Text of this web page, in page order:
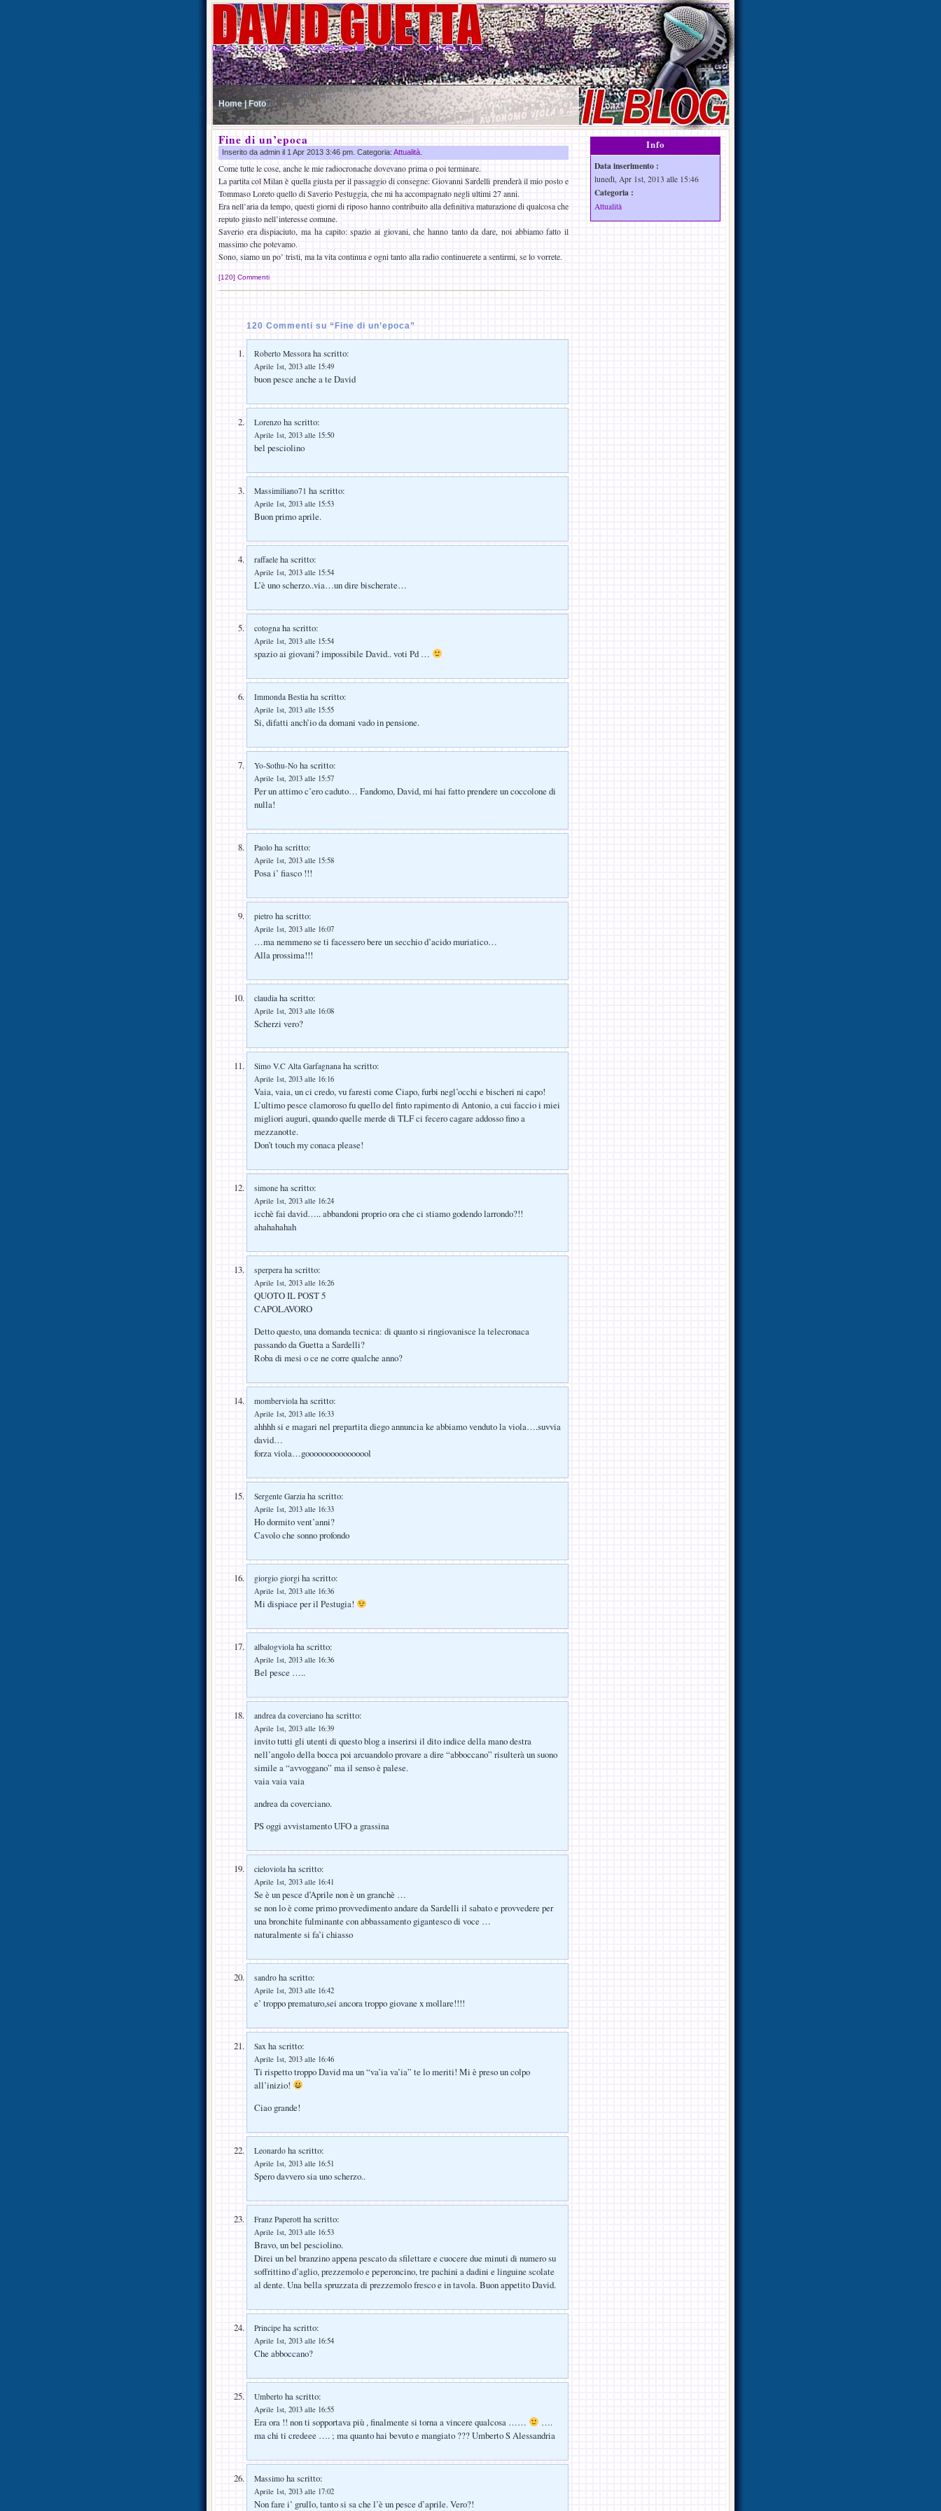
Home | Foto
Fine di un’epoca
Inserito da admin il 1 Apr 2013 3:46 pm. Categoria: Attualità
Come tutte le cose, anche le mie radiocronache dovevano prima o poi terminare.
La partita col Milan è quella giusta per il passaggio di consegne: Giovanni Sardelli prenderà il mio posto e
Tommaso Loreto quello di Saverio Pestuggia, che mi ha accompagnato negli ultimi 27 anni.
Era nell’aria da tempo, questi giorni di riposo hanno contribuito alla definitiva maturazione di qualcosa che
reputo giusto nell’interesse comune.
Saverio era dispiaciuto, ma ha capito: spazio ai giovani, che hanno tanto da dare, noi abbiamo fatto il
massimo che potevamo.
Sono, siamo un po’ tristi, ma la vita continua e ogni tanto alla radio continuerete a sentirmi, se lo vorrete.
[120] Commenti
120 Commenti su “Fine di un’epoca”
Roberto Messora ha scritto:
Aprile 1st, 2013 alle 15:49
buon pesce anche a te David
Lorenzo ha scritto:
Aprile 1st, 2013 alle 15:50
bel pesciolino
Massimiliano71 ha scritto:
Aprile 1st, 2013 alle 15:53
Buon primo aprile.
raffaele ha scritto:
Aprile 1st, 2013 alle 15:54
L’è uno scherzo..via…un dire bischerate…
cotogna ha scritto:
Aprile 1st, 2013 alle 15:54
spazio ai giovani? impossibile David.. voti Pd …
Immonda Bestia ha scritto:
Aprile 1st, 2013 alle 15:55
Si, difatti anch’io da domani vado in pensione.
Yo-Sothu-No ha scritto:
Aprile 1st, 2013 alle 15:57
Per un attimo c’ero caduto… Fandomo, David, mi hai fatto prendere un coccolone di
nulla!
Paolo ha scritto:
Aprile 1st, 2013 alle 15:58
Posa i’ fiasco !!!
pietro ha scritto:
Aprile 1st, 2013 alle 16:07
…ma nemmeno se ti facessero bere un secchio d’acido muriatico…
Alla prossima!!!
claudia ha scritto:
Aprile 1st, 2013 alle 16:08
Scherzi vero?
Simo V.C Alta Garfagnana ha scritto:
Aprile 1st, 2013 alle 16:16
Vaia, vaia, un ci credo, vu faresti come Ciapo, furbi negl’occhi e bischeri ni capo!
L’ultimo pesce clamoroso fu quello del finto rapimento di Antonio, a cui faccio i miei
migliori auguri, quando quelle merde di TLF ci fecero cagare addosso fino a
mezzanotte.
Don’t touch my conaca please!
simone ha scritto:
Aprile 1st, 2013 alle 16:24
icchè fai david….. abbandoni proprio ora che ci stiamo godendo larrondo?!!
ahahahahah
sperpera ha scritto:
Aprile 1st, 2013 alle 16:26
QUOTO IL POST 5
CAPOLAVORO
Detto questo, una domanda tecnica: di quanto si ringiovanisce la telecronaca
passando da Guetta a Sardelli?
Roba di mesi o ce ne corre qualche anno?
momberviola ha scritto:
Aprile 1st, 2013 alle 16:33
ahhhh si e magari nel prepartita diego annuncia ke abbiamo venduto la viola….suvvia
david…
forza viola…goooooooooooooool
Sergente Garzia ha scritto:
Aprile 1st, 2013 alle 16:33
Ho dormito vent’anni?
Cavolo che sonno profondo
giorgio giorgi ha scritto:
Aprile 1st, 2013 alle 16:36
Mi dispiace per il Pestugia!
albalogviola ha scritto:
Aprile 1st, 2013 alle 16:36
Bel pesce …..
andrea da coverciano ha scritto:
Aprile 1st, 2013 alle 16:39
invito tutti gli utenti di questo blog a inserirsi il dito indice della mano destra
nell’angolo della bocca poi arcuandolo provare a dire “abboccano” risulterà un suono
simile a “avvoggano” ma il senso è palese.
vaia vaia vaia
andrea da coverciano.
PS oggi avvistamento UFO a grassina
cieloviola ha scritto:
Aprile 1st, 2013 alle 16:41
Se è un pesce d’Aprile non è un granchè …
se non lo è come primo provvedimento andare da Sardelli il sabato e provvedere per
una bronchite fulminante con abbassamento gigantesco di voce …
naturalmente si fa’i chiasso
sandro ha scritto:
Aprile 1st, 2013 alle 16:42
e’ troppo prematuro,sei ancora troppo giovane x mollare!!!!
Sax ha scritto:
Aprile 1st, 2013 alle 16:46
Ti rispetto troppo David ma un “va’ia va’ia” te lo meriti! Mi è preso un colpo
all’inizio!
Ciao grande!
Leonardo ha scritto:
Aprile 1st, 2013 alle 16:51
Spero davvero sia uno scherzo..
Franz Paperott ha scritto:
Aprile 1st, 2013 alle 16:53
Bravo, un bel pesciolino.
Direi un bel branzino appena pescato da sfilettare e cuocere due minuti di numero su
soffrittino d’aglio, prezzemolo e peperoncino, tre pachini a dadini e linguine scolate
al dente. Una bella spruzzata di prezzemolo fresco e in tavola. Buon appetito David.
Principe ha scritto:
Aprile 1st, 2013 alle 16:54
Che abboccano?
Umberto ha scritto:
Aprile 1st, 2013 alle 16:55
Era ora !! non ti sopportava più , finalmente si torna a vincere qualcosa ……
….
ma chi ti credeee …. ; ma quanto hai bevuto e mangiato ??? Umberto S Alessandria
Massimo ha scritto:
Aprile 1st, 2013 alle 17:02
Non fare i’ grullo, tanto si sa che l’è un pesce d’aprile. Vero?!
Info
Data inserimento :
lunedì, Apr 1st, 2013 alle 15:46
Categoria :
Attualità